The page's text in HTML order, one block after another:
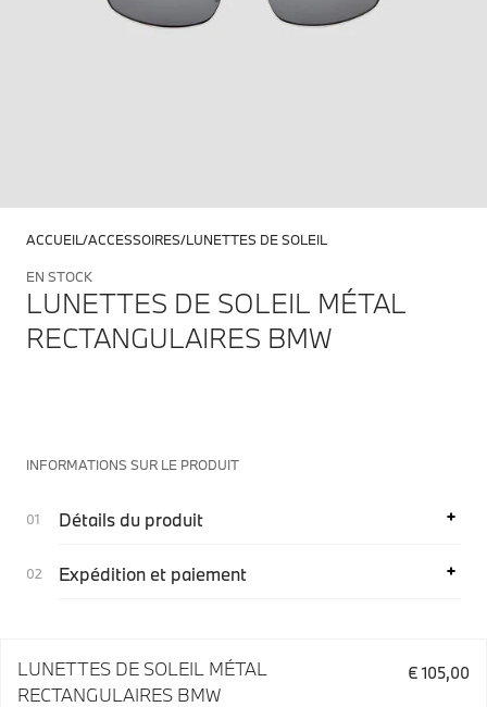
ACCUEIL ACCESSOIRES LUNETTES DE SOLEIL
EN STOCK
LUNETTES DE SOLEIL MÉTAL
RECTANGULAIRES BMW
INFORMATIONS SUR LE PRODUIT
Détails du produit
Expédition et paiement
LUNETTES DE SOLEIL MÉTAL
RECTANGULAIRES BMW
€ 105,00